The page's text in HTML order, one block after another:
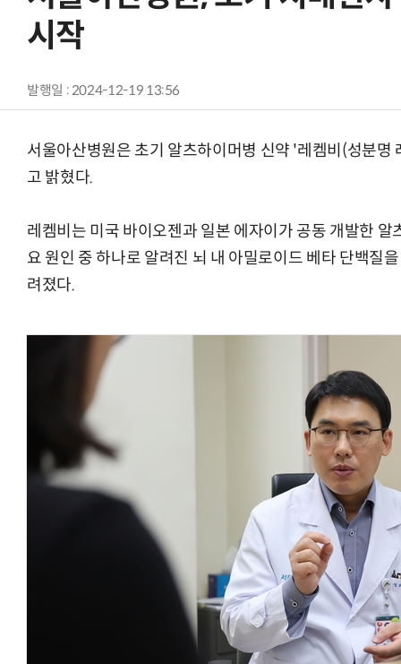
시작
발행일 : 2024-12-19 13:56
서울아산병원은 초기 알츠하이머병 신약 '레켐비(성분
고 밝혔다.
레켐비는 미국 바이오젠과 일본 에자이가 공동 개발한
요 원인 중 하나로 알려진 뇌 내 아밀로이드 베타 단백질
려졌다.
AI Native Enterprise를 지원하